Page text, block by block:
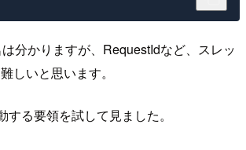
分かりますが、RequestIdなど、スレッ
しいと思います。
る要領を試して見ました。